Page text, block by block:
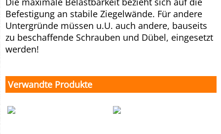
Befestigung an stabile Ziegelwände. Für andere
Untergründe müssen u.U. auch andere, bauseits
zu beschaffende Schrauben und Dübel, eingesetzt
werden!
Verwandte Produkte